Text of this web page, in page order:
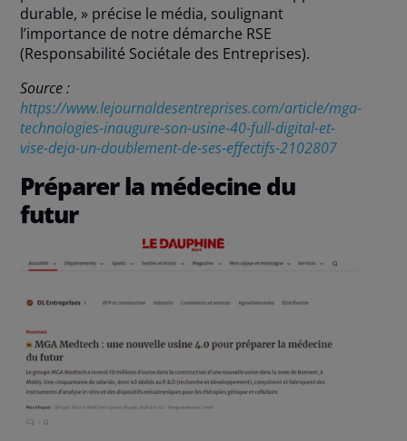
durable, » précise le média, soulignant
l’importance de notre démarche RSE
(Responsabilité Sociétale des Entreprises).
Source :
https://www.lejournaldesentreprises.com/article/mga-
technologies-inaugure-son-usine-40-full-digital-et-
vise-deja-un-doublement-de-ses-effectifs-2102807
Préparer la médecine du
futur